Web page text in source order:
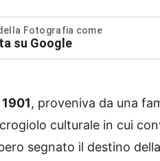
Fotografia come
su Google
, proveniva da una
culturale in cui
segnato il destino